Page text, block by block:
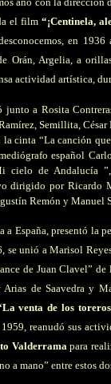
el film “¡Centinela,
en
Orán, Argelia, a
actividad artística,
a Rosita
Semillita,
cinta “La canción
español
cielo de Andalucía
dirigido por Ricardo
Remón y Manuel
a España, presentó la
se unió a Marisol
de Juan Clavel”
Arias de Saavedra y
venta de los
reanudó sus
Valderramapara
a mano” entre estos